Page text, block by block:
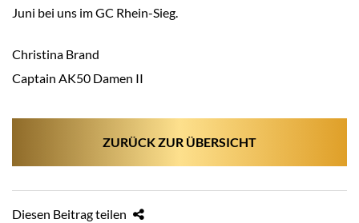
Juni bei uns im GC Rhein-Sieg.
Christina Brand
Captain AK50 Damen II
ZURÜCK ZUR ÜBERSICHT
Diesen Beitrag teilen